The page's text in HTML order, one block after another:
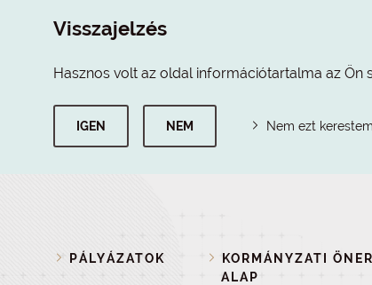
Visszajelzés
Hasznos volt az oldal információtartalma az Ön
IGEN NEM Nem ezt kerestem
PÁLYÁZATOK
KORMÁNYZATI
ALAP